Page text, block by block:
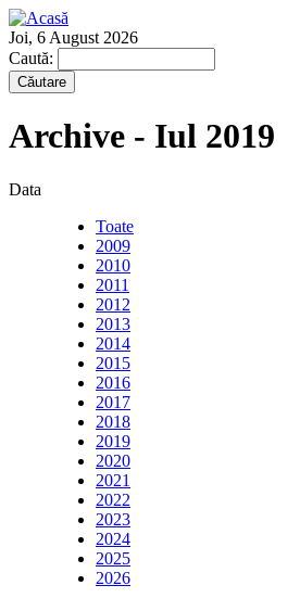
Joi, 6 August 2026
Caută:
Archive - Iul 2019
Data
Toate
2009
2010
2011
2012
2013
2014
2015
2016
2017
2018
2019
2020
2021
2022
2023
2024
2025
2026